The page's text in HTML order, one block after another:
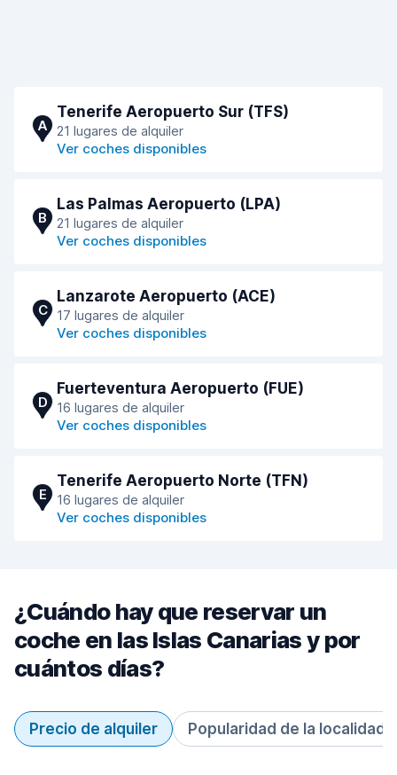
A
Tenerife Aeropuerto Sur (TFS)
21 lugares de alquiler
Ver coches disponibles
B
Las Palmas Aeropuerto (LPA)
21 lugares de alquiler
Ver coches disponibles
C
Lanzarote Aeropuerto (ACE)
17 lugares de alquiler
Ver coches disponibles
D
Fuerteventura Aeropuerto (FUE)
16 lugares de alquiler
Ver coches disponibles
E
Tenerife Aeropuerto Norte (TFN)
16 lugares de alquiler
Ver coches disponibles
¿Cuándo hay que reservar un
coche en las Islas Canarias y por
cuántos días?
Precio de alquiler Popularidad de la localidad